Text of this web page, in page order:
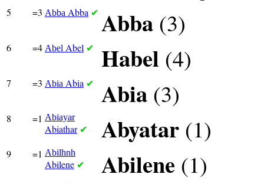
5 =3 Abba Abba ✔ Abba (3)
6 =4 Abel Abel ✔ Habel (4)
7 =3 Abia Abia ✔ Abia (3)
8 =1 Abiayar
Abiathar ✔ Abyatar (1)
9 =1 Abilhnh
Abilene ✔ Abilene (1)